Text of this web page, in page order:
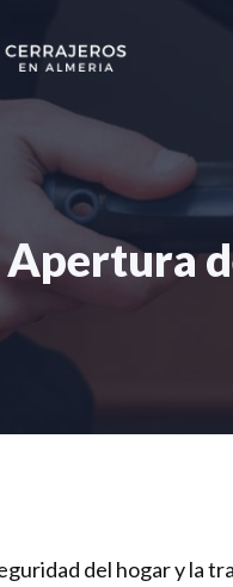
Apertura
del hogar y la